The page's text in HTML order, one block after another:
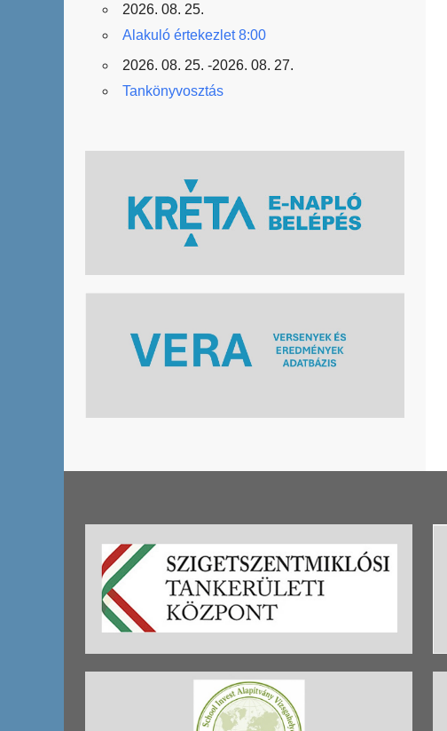
2026. 08. 25.
Alakuló értekezlet 8:00
2026. 08. 25. -2026. 08. 27.
Tankönyvosztás